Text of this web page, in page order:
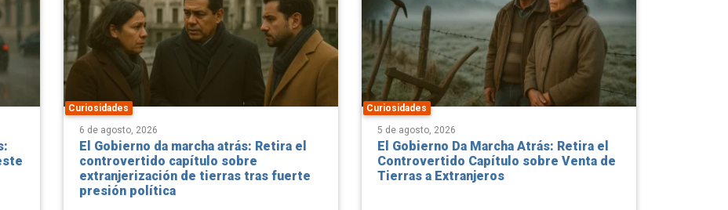
Curiosidades
6 de agosto, 2026
El Gobierno da marcha atrás: Retira el
controvertido capítulo sobre
extranjerización de tierras tras fuerte
presión política
Curiosidades
5 de agosto, 2026
El Gobierno Da Marcha Atrás: Retira el
Controvertido Capítulo sobre Venta de
Tierras a Extranjeros